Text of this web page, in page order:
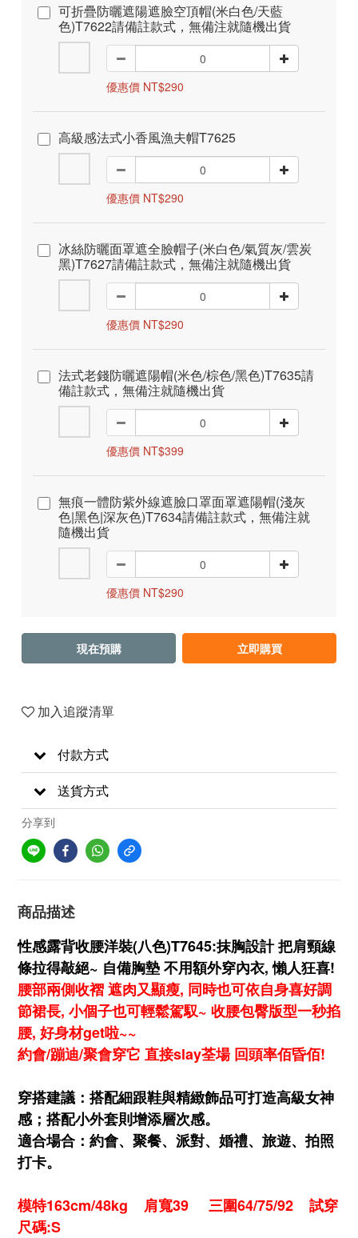
可折疊防曬遮陽遮臉空頂帽(米白色/天藍
色)T7622請備註款式，無備注就隨機出貨
優惠價 NT$290
高級感法式小香風漁夫帽T7625
優惠價 NT$290
冰絲防曬面罩遮全臉帽子(米白色/氣質灰/雲炭
黑)T7627請備註款式，無備注就隨機出貨
優惠價 NT$290
法式老錢防曬遮陽帽(米色/棕色/黑色)T7635請
備註款式，無備注就隨機出貨
優惠價 NT$399
無痕一體防紫外線遮臉口罩面罩遮陽帽(淺灰
色|黑色|深灰色)T7634請備註款式，無備注就
隨機出貨
優惠價 NT$290
現在預購 立即購買
加入追蹤清單
付款方式
送貨方式
分享到
商品描述
性感露背收腰洋裝(八色)T7645:抹胸設計 把肩頸線
條拉得敲絕~ 自備胸墊 不用額外穿內衣, 懶人狂喜!
腰部兩側收褶 遮肉又顯瘦, 同時也可依自身喜好調
節裙長, 小個子也可輕鬆駕馭~ 收腰包臀版型一秒掐
腰, 好身材get啦~~
約會/蹦迪/聚會穿它 直接slay荃場 回頭率佰昏佰!
穿搭建議：搭配細跟鞋與精緻飾品可打造高級女神
感；搭配小外套則增添層次感。
適合場合：約會、聚餐、派對、婚禮、旅遊、拍照
打卡。
模特163cm/48kg 肩寬39 三圍64/75/92 試穿
尺碼:S